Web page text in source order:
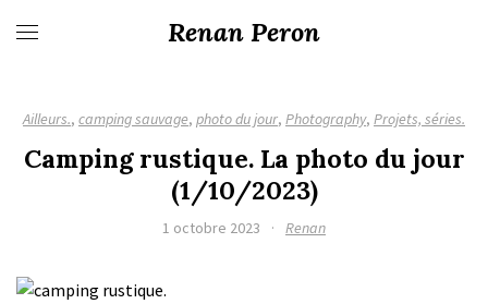
Renan Peron
Ailleurs., camping sauvage, photo du jour, Photography, Projets, séries.
Camping rustique. La photo du jour
(1/10/2023)
1 octobre 2023 · Renan